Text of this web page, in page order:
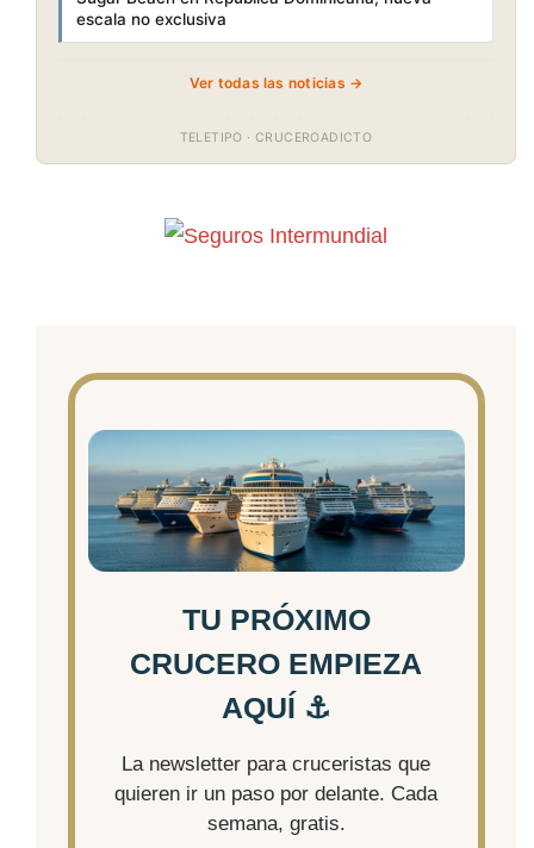
escala no exclusiva
Ver todas las noticias →
TELETIPO · CRUCEROADICTO